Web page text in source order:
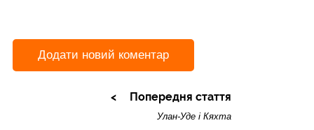
Додати новий коментар
Попередня стаття
Улан-Уде і Кяхта